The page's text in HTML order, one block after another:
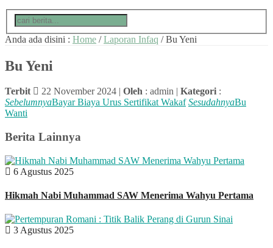
Anda ada disini : Home /Laporan Infaq /Bu Yeni
Bu Yeni
Terbit 22 November 2024 | Oleh : admin | Kategori :
SebelumnyaBayar Biaya Urus Sertifikat Wakaf SesudahnyaBu
Wanti
Berita Lainnya
6 Agustus 2025
Hikmah Nabi Muhammad SAW Menerima Wahyu Pertama
3 Agustus 2025